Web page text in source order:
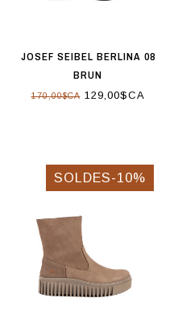
JOSEF SEIBEL BERLINA 08
BRUN
170,00$CA129,00$CA
SOLDES-10%